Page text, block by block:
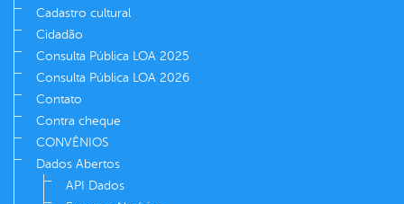
Cadastro cultural
Cidadão
Consulta Pública LOA 2025
Consulta Pública LOA 2026
Contato
Contra cheque
CONVÊNIOS
Dados Abertos
API Dados